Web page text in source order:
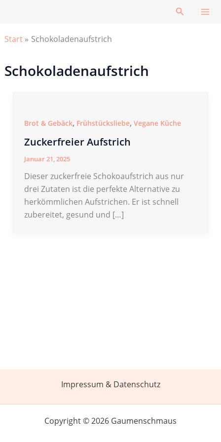
Suchen
Start Schokoladenaufstrich
Schokoladenaufstrich
Brot & Gebäck, Frühstücksliebe, Vegane Küche
Zuckerfreier Aufstrich
Januar 21, 2025
Dieser zuckerfreie Schokoaufstrich aus nur
drei Zutaten ist die perfekte Alternative zu
herkömmlichen Aufstrichen. Er ist schnell
zubereitet, gesund und […]
Impressum & Datenschutz
Copyright © 2026 Gaumenschmaus